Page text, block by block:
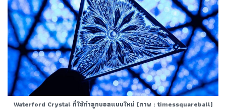
Waterford Crystal ที่ใช้ทำลูกบอลแบบใหม่ (ภาพ : timessquareball)